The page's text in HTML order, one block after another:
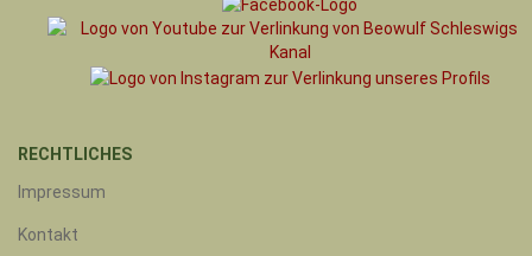
RECHTLICHES
Impressum
Kontakt